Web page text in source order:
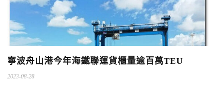
寧波舟山港今年海鐵聯運貨櫃量逾百萬TEU
2023-08-28